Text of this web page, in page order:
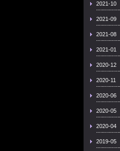
2021-10
2021-09
2021-08
2021-01
2020-12
2020-11
2020-06
2020-05
2020-04
2019-05